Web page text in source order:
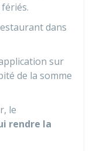
dans
sur
de la somme
le
rendre la